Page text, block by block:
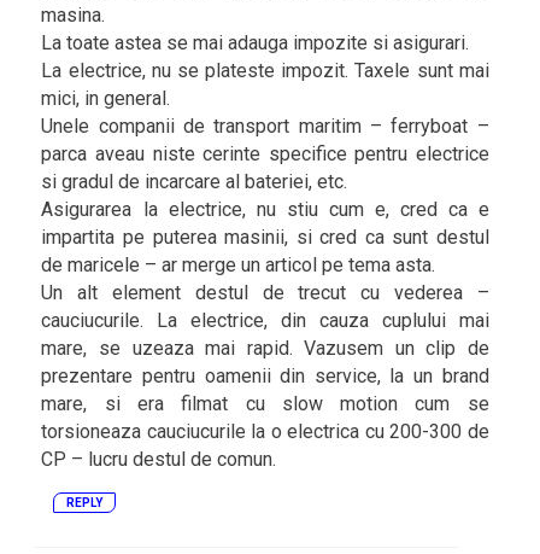
masina.
La toate astea se mai adauga impozite si asigurari.
La electrice, nu se plateste impozit. Taxele sunt mai
mici, in general.
Unele companii de transport maritim – ferryboat –
parca aveau niste cerinte specifice pentru electrice
si gradul de incarcare al bateriei, etc.
Asigurarea la electrice, nu stiu cum e, cred ca e
impartita pe puterea masinii, si cred ca sunt destul
de maricele – ar merge un articol pe tema asta.
Un alt element destul de trecut cu vederea –
cauciucurile. La electrice, din cauza cuplului mai
mare, se uzeaza mai rapid. Vazusem un clip de
prezentare pentru oamenii din service, la un brand
mare, si era filmat cu slow motion cum se
torsioneaza cauciucurile la o electrica cu 200-300 de
CP – lucru destul de comun.
REPLY